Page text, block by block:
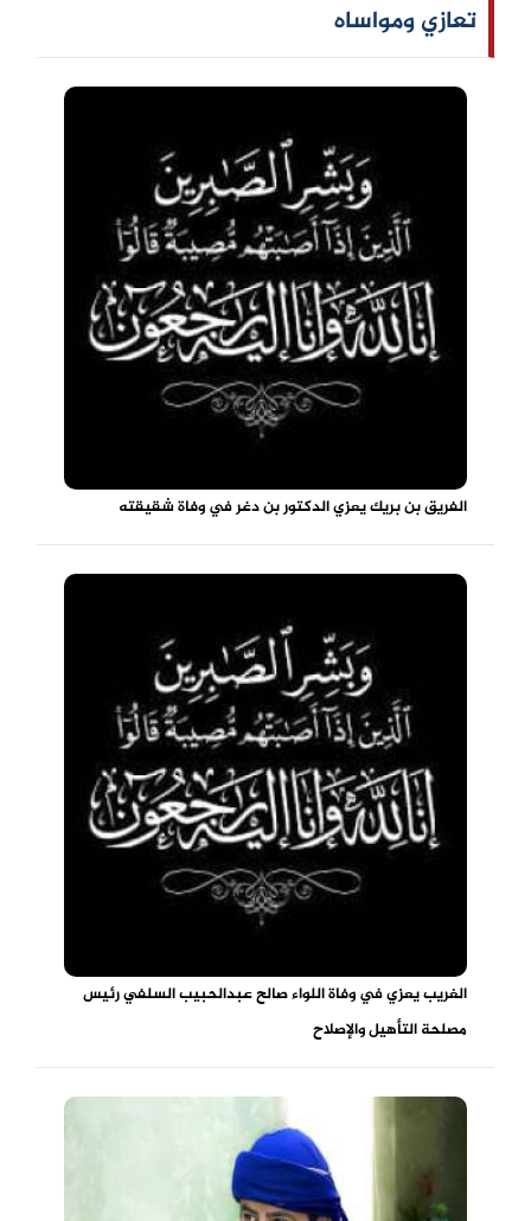
تعازي ومواساه
الفريق بن بريك يعزي الدكتور بن دغر في وفاة شقيقته
الغريب يعزي في وفاة اللواء صالح عبدالحبيب السلفي رئيس
مصلحة التأهيل والإصلاح